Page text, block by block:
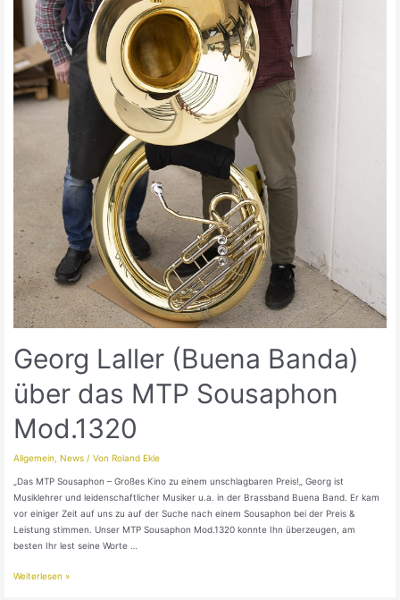
Georg Laller (Buena Banda)
über das MTP Sousaphon
Mod.1320
Allgemein ,News / VonRoland Ekle
„Das MTP Sousaphon – Großes Kino zu einem unschlagbaren Preis!„ Georg ist
Musiklehrer und leidenschaftlicher Musiker u.a. in der Brassband Buena Band. Er kam
vor einiger Zeit auf uns zu auf der Suche nach einem Sousaphon bei der Preis &
Leistung stimmen. Unser MTP Sousaphon Mod.1320 konnte Ihn überzeugen, am
besten Ihr lest seine Worte …
Weiterlesen »